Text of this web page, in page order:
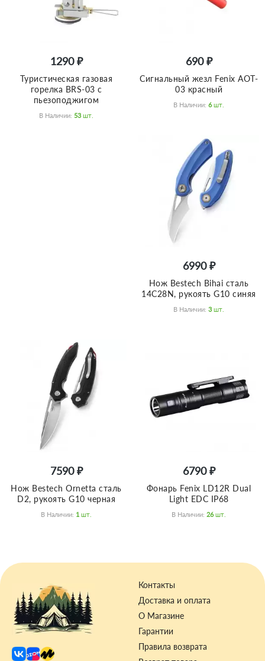
1290 ₽
Туристическая газовая
горелка BRS-03 с
пьезоподжигом
В Наличии: 53 Шт.
690 ₽
Сигнальный жезл Fenix AOT-
03 красный
В Наличии: 6 Шт.
6990 ₽
Нож Bestech Bihai сталь
14C28N, рукоять G10 синяя
В Наличии: 3 Шт.
7590 ₽
Нож Bestech Ornetta сталь
D2, рукоять G10 черная
В Наличии: 1 Шт.
6790 ₽
Фонарь Fenix LD12R Dual
Light EDC IP68
В Наличии: 26 Шт.
Контакты
Доставка и оплата
О Магазине
Гарантии
Правила возврата